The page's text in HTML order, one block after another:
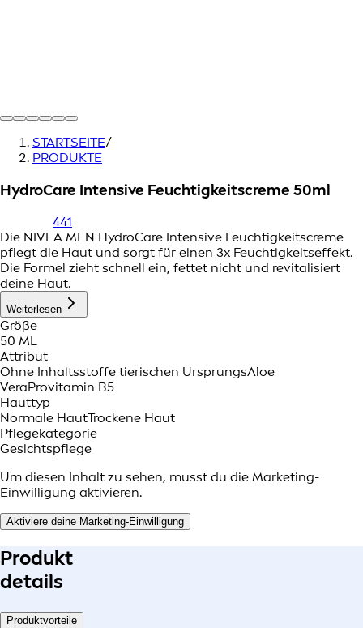
STARTSEITE/
PRODUKTE
HydroCare Intensive Feuchtigkeitscreme 50ml
441
Die NIVEA MEN HydroCare Intensive Feuchtigkeitscreme
pflegt die Haut und sorgt für einen 3x Feuchtigkeitseffekt.
Die Formel zieht schnell ein, fettet nicht und revitalisiert
deine Haut.
Weiterlesen
Größe
50 ML
Attribut
Ohne Inhaltsstoffe tierischen UrsprungsAloe
VeraProvitamin B5
Hauttyp
Normale HautTrockene Haut
Pflegekategorie
Gesichtspflege
Um diesen Inhalt zu sehen, musst du die Marketing-
Einwilligung aktivieren.
Aktiviere deine Marketing-Einwilligung
Produkt
details
Produktvorteile